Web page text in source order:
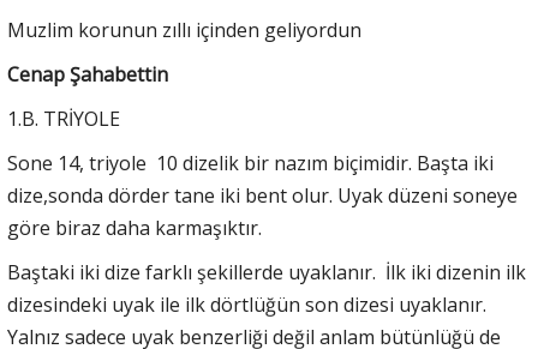
Muzlim korunun zıllı içinden geliyordun
Cenap Şahabettin
1.B. TRİYOLE
Sone 14, triyole 10 dizelik bir nazım biçimidir. Başta iki
dize,sonda dörder tane iki bent olur. Uyak düzeni soneye
göre biraz daha karmaşıktır.
Baştaki iki dize farklı şekillerde uyaklanır. İlk iki dizenin ilk
dizesindeki uyak ile ilk dörtlüğün son dizesi uyaklanır.
Yalnız sadece uyak benzerliği değil anlam bütünlüğü de